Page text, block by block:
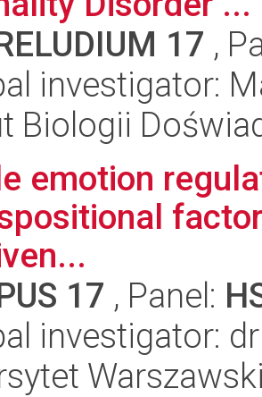
17 ,
investigator:
Biologii
emotion
17 , Panel:
investigator: